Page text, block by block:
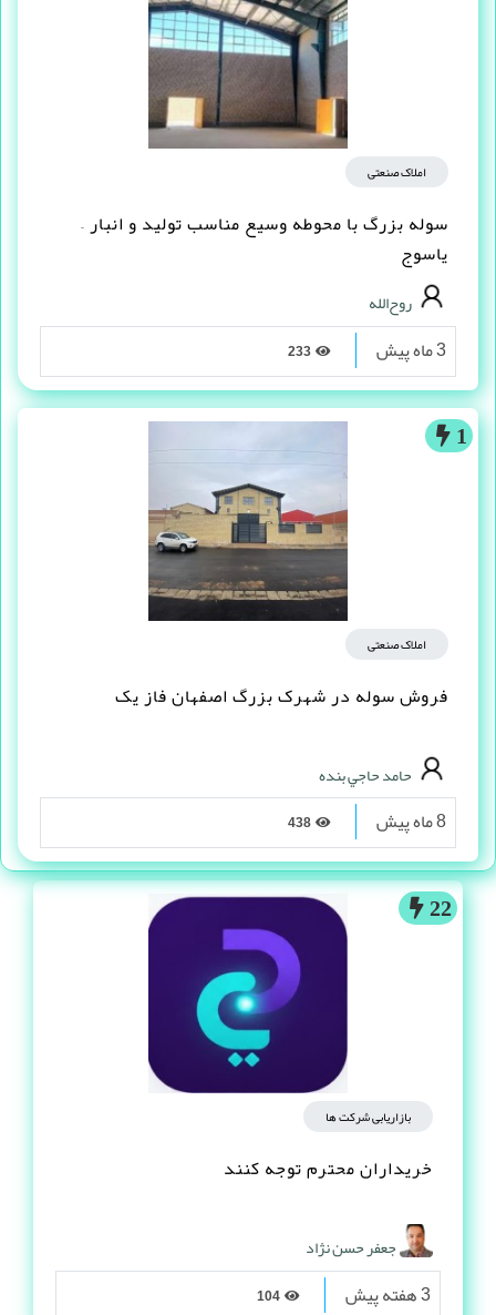
22
بازاریابی شرکت ها
خریداران محترم توجه کنند
جعفر حسن نژاد
3 هفته پیش
املاک صنعتی
سوله بزرگ با محوطه وسیع مناسب تولید و انبار –
یاسوج
روح‌الله
3 ماه پیش
1
املاک صنعتی
فروش سوله در شهرک بزرگ اصفهان فاز یک
حامد حاجي بنده
8 ماه پیش